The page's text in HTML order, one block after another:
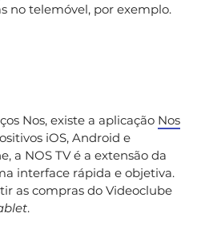
no telemóvel, por exemplo.
Nos, existe a aplicação Nos
iOS, Android e
a NOS TV é a extensão da
interface rápida e objetiva.
as compras do Videoclube
.